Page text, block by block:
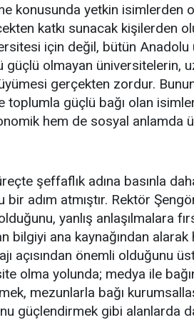
konusunda yetkin isimlerden
katkı sunacak kişilerden
için değil, bütün
güçlü olmayan üniversitelerin,
gerçekten zordur.
toplumla güçlü bağı olan
hem de sosyal anlamda
şeffaflık adına basınla
adım atmıştır. Rektör
yanlış anlaşılmalara
bilgiyi ana kaynağından alarak
açısından önemli olduğunu
olma yolunda; medya ile
mezunlarla bağı
güçlendirmek gibi alanlarda